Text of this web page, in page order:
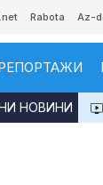
Rabota Az-
НОВИНИ